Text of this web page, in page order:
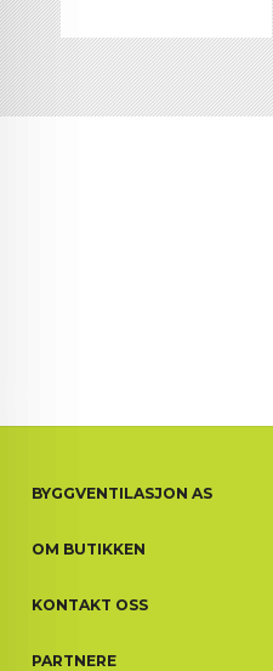
BYGGVENTILASJON AS
OM BUTIKKEN
KONTAKT OSS
PARTNERE